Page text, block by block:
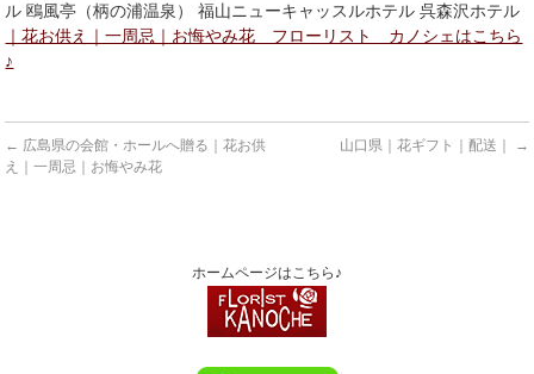
ル 鴎風亭（柄の浦温泉） 福山ニューキャッスルホテル 呉森沢ホテル
｜花お供え｜一周忌｜お悔やみ花 フローリスト カノシェはこちら
♪
← 広島県の会館・ホールへ贈る｜花お供
え｜一周忌｜お悔やみ花
山口県｜花ギフト｜配送｜ →
ホームページはこちら♪